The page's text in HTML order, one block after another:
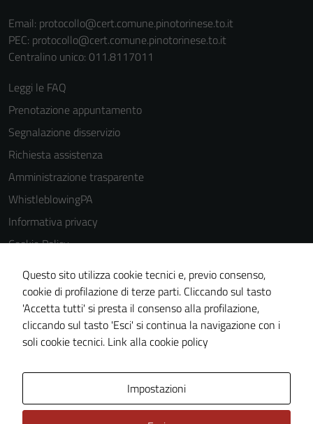
Email: protocollo@cert.comune.pinotorinese.to.it
PEC: protocollo@cert.comune.pinotorinese.to.it
Centralino unico: 011.8117011
Leggi le FAQ
Prenotazione appuntamento
Segnalazione disservizio
Richiesta assistenza
Amministrazione trasparente
WhistleblowingPA
Informativa privacy
Cookie Policy
Note legali
Dichiarazione di accessibilità
Piano di miglioramento del sito
Certificazione sistema gestione qualità
Questo sito utilizza cookie tecnici e, previo consenso,
cookie di profilazione di terze parti. Cliccando sul tasto
'Accetta tutti' si presta il consenso alla profilazione,
cliccando sul tasto 'Esci' si continua la navigazione con i
soli cookie tecnici. Link alla cookie policy
Impostazioni